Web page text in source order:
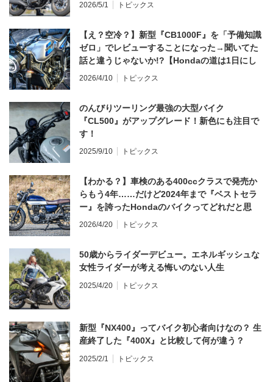
2026/5/1 トピックス
【え？空冷？】新型『CB1000F』を「予備知識
ゼロ」でレビューすることになった→聞いてた
話と違うじゃないか!?【Hondaの道は1日にし
てならず／CB1000F ①第一印象 編】
2026/4/10 トピックス
のんびりツーリング最強の大型バイク
『CL500』がアップグレード！新色にも注目で
す！
2025/9/10 トピックス
【わかる？】車検のある400ccクラスで発売か
らもう4年……だけど2024年まで『ベストセラ
ー』を誇ったHondaのバイクってどれだと思
う？
2026/4/20 トピックス
50歳からライダーデビュー。エネルギッシュな
女性ライダーが考える悔いのない人生
2025/4/20 トピックス
新型『NX400』ってバイク初心者向けなの？ 生
産終了した『400X』と比較して何が違う？
2025/2/1 トピックス